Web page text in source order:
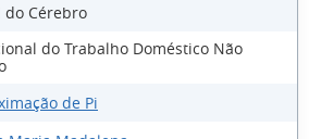
Cérebro
do Trabalho Doméstico Não
de Pi